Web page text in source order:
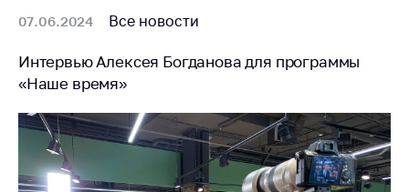
нетарифного
Биржевая торговля
Выставочная
деятельность в
Республике
Беларусь
07.06.2024 Все новости
Интервью Алексея Богданова для программы
«Наше время»